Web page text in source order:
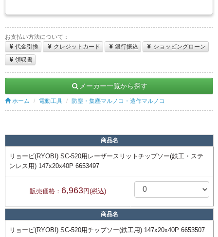
お支払い方法について：
代金引換
クレジットカード 銀行振込
ショッピングローン
領収書
メーカー一覧から探す
ホーム 電動工具 防塵・集塵マルノコ・造作マルノコ
商品名
リョービ(RYOBI) SC-520用レーザースリットチップソー(鉄工・ステ
ンレス用) 147x20x40P 6653497
販売価格： 6,963円(税込)
商品名
リョービ(RYOBI) SC-520用チップソー(鉄工用) 147x20x40P 6653507